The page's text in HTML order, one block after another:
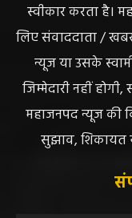
स्वीकार करता है।
लिए संवाददाता /
न्यूज या उसके
जिम्मेदारी नहीं
महाजनपद न्यूज की
सुझाव, शिकायत